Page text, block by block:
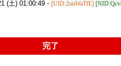
(土) 01:00:49 - [UID:2unWaTfE]
完了